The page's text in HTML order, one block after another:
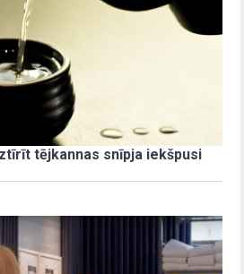
tējkannas snīpja iekšpusi